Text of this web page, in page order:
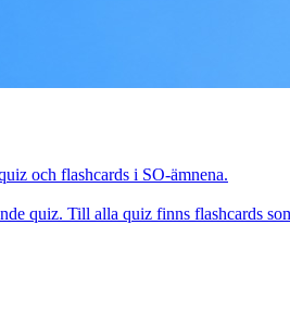
och flashcards i SO-ämnena.
quiz. Till alla quiz finns flashcards